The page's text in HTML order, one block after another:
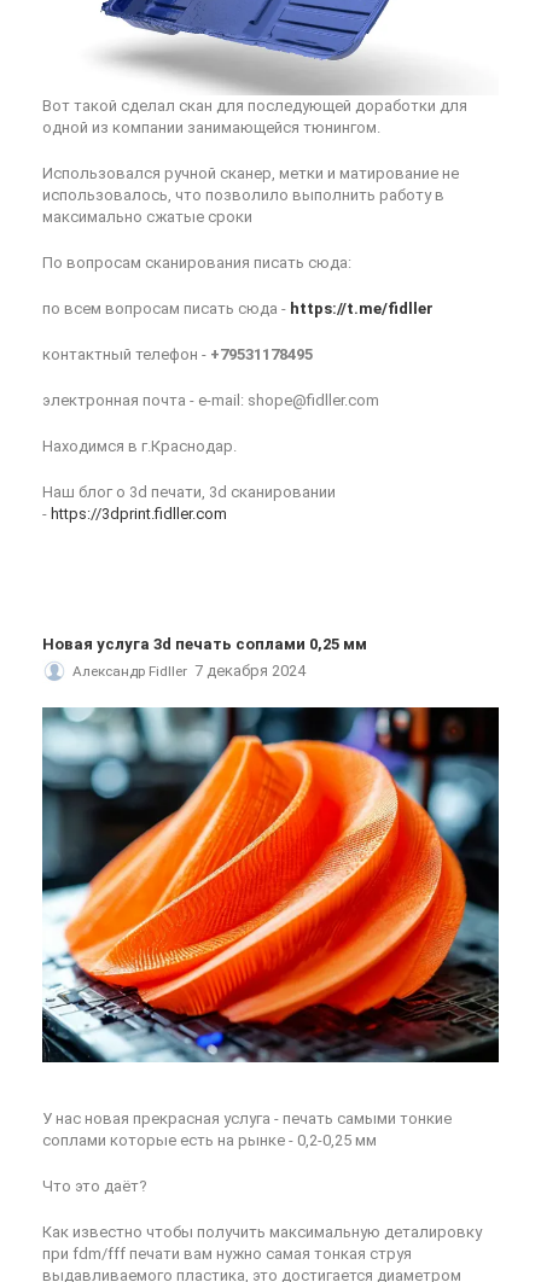
Вот такой сделал скан для последующей доработки для
одной из компании занимающейся тюнингом.
Использовался ручной сканер, метки и матирование не
использовалось, что позволило выполнить работу в
максимально сжатые сроки
По вопросам сканирования писать сюда:
по всем вопросам писать сюда - https://t.me/fidller
контактный телефон - +79531178495
электронная почта - e-mail: shope@fidller.com
Находимся в г.Краснодар.
Наш блог о 3d печати, 3d сканировании
- https://3dprint.fidller.com
Новая услуга 3d печать соплами 0,25 мм
Александр Fidller 7 декабря 2024
У нас новая прекрасная услуга - печать самыми тонкие
соплами которые есть на рынке - 0,2-0,25 мм
Что это даёт?
Как известно чтобы получить максимальную деталировку
при fdm/fff печати вам нужно самая тонкая струя
выдавливаемого пластика, это достигается диаметром